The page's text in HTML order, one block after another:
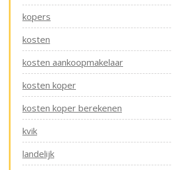
kopers
kosten
kosten aankoopmakelaar
kosten koper
kosten koper berekenen
kvik
landelijk